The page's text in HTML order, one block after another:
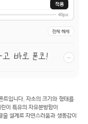
적용
40px
전체 해제
바로 폰코! −
트입니다. 자소의 크기와 형태를
이 특유의 자유분방함이
설계로 자연스러움과 생동감이